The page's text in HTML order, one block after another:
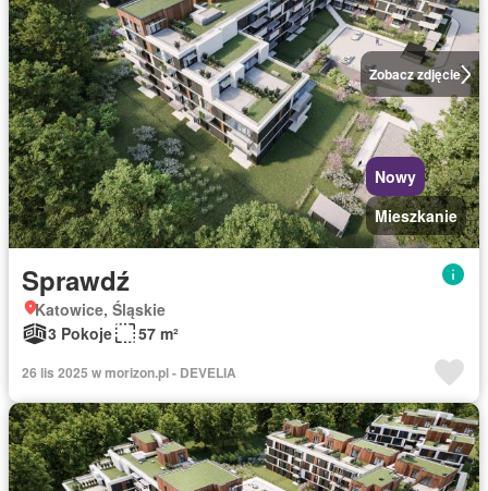
Zobacz zdjęcie
Nowy
Mieszkanie
Sprawdź
Katowice, Śląskie
3 Pokoje
57 m²
26 lis 2025 w morizon.pl - DEVELIA